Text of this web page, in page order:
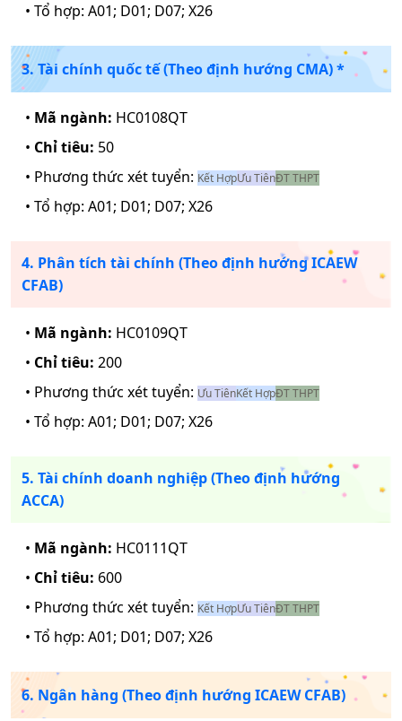
• Tổ hợp: A01; D01; D07; X26
3. Tài chính quốc tế (Theo định hướng CMA) *
• Mã ngành: HC0108QT
• Chỉ tiêu: 50
• Phương thức xét tuyển: Kết HợpƯu TiênĐT THPT
• Tổ hợp: A01; D01; D07; X26
4. Phân tích tài chính (Theo định hướng ICAEW
CFAB)
• Mã ngành: HC0109QT
• Chỉ tiêu: 200
• Phương thức xét tuyển: Ưu TiênKết HợpĐT THPT
• Tổ hợp: A01; D01; D07; X26
5. Tài chính doanh nghiệp (Theo định hướng
ACCA)
• Mã ngành: HC0111QT
• Chỉ tiêu: 600
• Phương thức xét tuyển: Kết HợpƯu TiênĐT THPT
• Tổ hợp: A01; D01; D07; X26
6. Ngân hàng (Theo định hướng ICAEW CFAB)